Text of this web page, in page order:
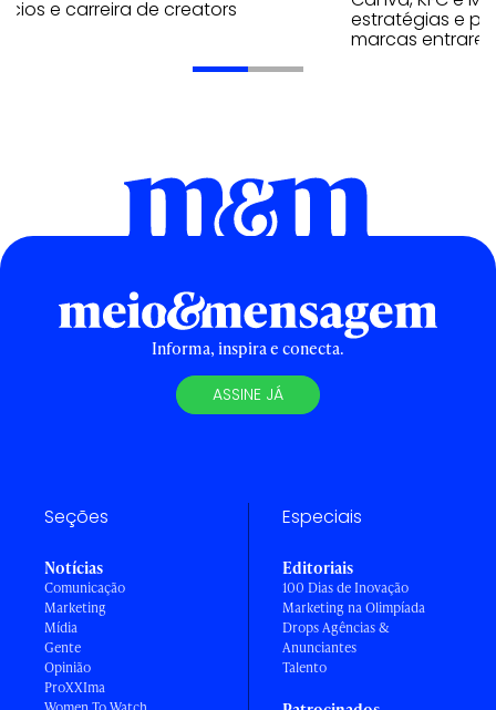
e carreira de creators estratégias e
marcas
Informa, inspira e conecta.
ASSINE JÁ
Seções
Notícias
Comunicação
Marketing
Mídia
Gente
Opinião
ProXXIma
Especiais
Editoriais
100 Dias de Inovação
Marketing na Olimpíada
Drops Agências &
Anunciantes
Talento